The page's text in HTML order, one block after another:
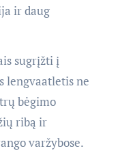
ir daug
sugrįžti į
lengvaatletis ne
bėgimo
ribą ir
varžybose.